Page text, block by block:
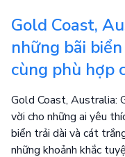
Gold Coast,
những bãi
cùng phù hợp
Gold Coast, Australia:
vời cho những ai yêu
biển trải dài và cát
những khoảnh khắc